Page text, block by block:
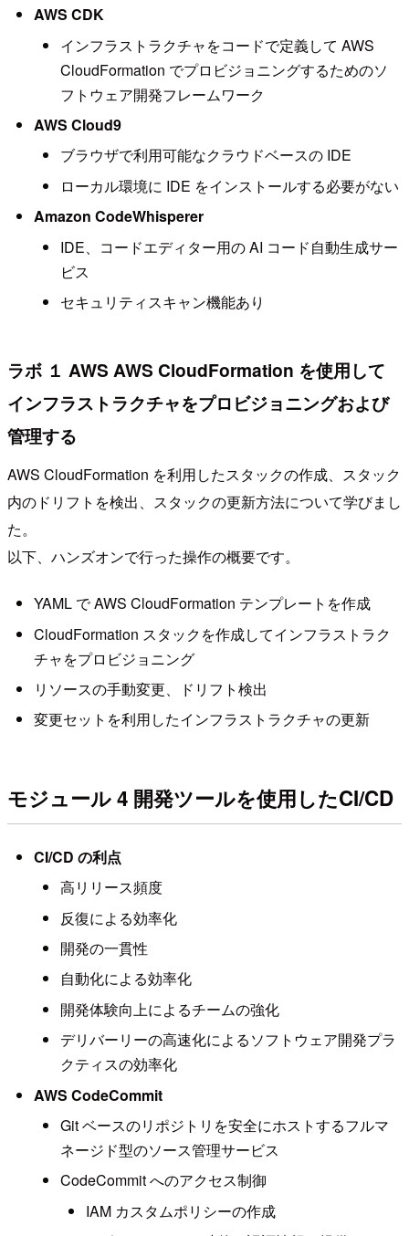
AWS CDK
インフラストラクチャをコードで定義して AWS
CloudFormation でプロビジョニングするためのソ
フトウェア開発フレームワーク
AWS Cloud9
ブラウザで利用可能なクラウドベースの IDE
ローカル環境に IDE をインストールする必要がない
Amazon CodeWhisperer
IDE、コードエディター用の AI コード自動生成サー
ビス
セキュリティスキャン機能あり
ラボ １ AWS AWS CloudFormation を使用して
インフラストラクチャをプロビジョニングおよび
管理する
AWS CloudFormation を利用したスタックの作成、スタック
内のドリフトを検出、スタックの更新方法について学びまし
た。
以下、ハンズオンで行った操作の概要です。
YAML で AWS CloudFormation テンプレートを作成
CloudFormation スタックを作成してインフラストラク
チャをプロビジョニング
リソースの手動変更、ドリフト検出
変更セットを利用したインフラストラクチャの更新
モジュール 4 開発ツールを使用したCI/CD
CI/CD の利点
高リリース頻度
反復による効率化
開発の一貫性
自動化による効率化
開発体験向上によるチームの強化
デリバーリーの高速化によるソフトウェア開発プラ
クティスの効率化
AWS CodeCommit
Git ベースのリポジトリを安全にホストするフルマ
ネージド型のソース管理サービス
CodeCommit へのアクセス制御
IAM カスタムポリシーの作成